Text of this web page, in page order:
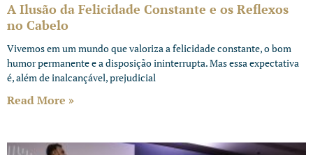
A Ilusão da Felicidade Constante e os Reflexos
no Cabelo
Vivemos em um mundo que valoriza a felicidade constante, o bom
humor permanente e a disposição ininterrupta. Mas essa expectativa
é, além de inalcançável, prejudicial
Read More »